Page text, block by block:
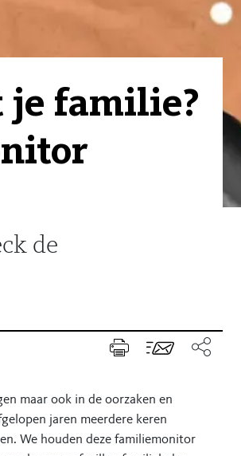
je familie?
de
maar ook in de oorzaken en
jaren meerdere keren
We houden deze familiemonitor